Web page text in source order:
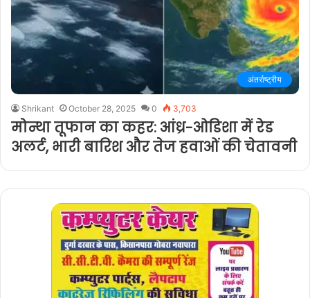
अंतर्राष्ट्रीय
Shrikant October 28, 2025 0 3,703
मोन्था तूफान का कहर: आंध्र-ओडिशा में रेड
अलर्ट, भारी बारिश और तेज हवाओं की चेतावनी